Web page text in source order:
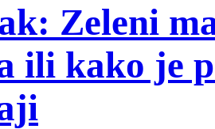
Zeleni
ili kako je